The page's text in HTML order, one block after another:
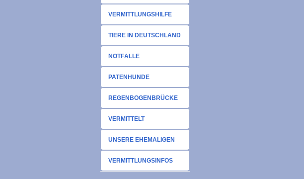
VERMITTLUNGSHILFE
TIERE IN DEUTSCHLAND
NOTFÄLLE
PATENHUNDE
REGENBOGENBRÜCKE
VERMITTELT
UNSERE EHEMALIGEN
VERMITTLUNGSINFOS